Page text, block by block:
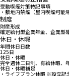
受動喫煙対策特記事項
・敷地内禁煙（屋内喫煙可能
制度
財産形成
確定給付型企業年金、企業型
休日・休暇
年間休日日数
125日
休日・休暇
完全週休二日制、有給休暇、
休日・休暇補足
・ライフプラン休暇 ※設立記